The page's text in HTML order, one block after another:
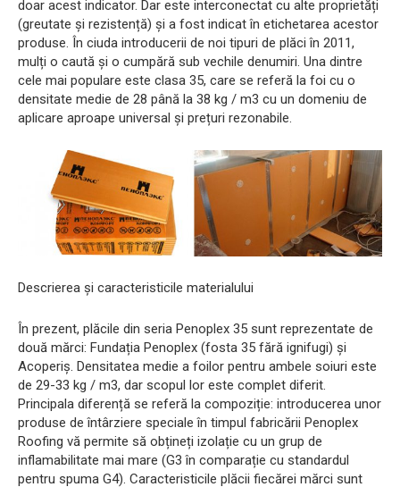
doar acest indicator. Dar este interconectat cu alte proprietăți
(greutate și rezistență) și a fost indicat în etichetarea acestor
produse. În ciuda introducerii de noi tipuri de plăci în 2011,
mulți o caută și o cumpără sub vechile denumiri. Una dintre
cele mai populare este clasa 35, care se referă la foi cu o
densitate medie de 28 până la 38 kg / m3 cu un domeniu de
aplicare aproape universal și prețuri rezonabile.
Descrierea și caracteristicile materialului
În prezent, plăcile din seria Penoplex 35 sunt reprezentate de
două mărci: Fundația Penoplex (fosta 35 fără ignifugi) și
Acoperiș. Densitatea medie a foilor pentru ambele soiuri este
de 29-33 kg / m3, dar scopul lor este complet diferit.
Principala diferență se referă la compoziție: introducerea unor
produse de întârziere speciale în timpul fabricării Penoplex
Roofing vă permite să obțineți izolație cu un grup de
inflamabilitate mai mare (G3 în comparație cu standardul
pentru spuma G4). Caracteristicile plăcii fiecărei mărci sunt